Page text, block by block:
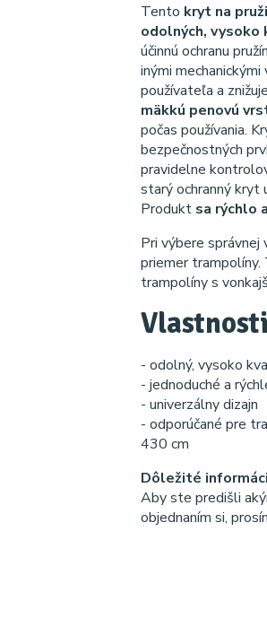
Tento kryt na
odolných,
účinnú ochranu
inými
používateľa a
mäkkú penovú
počas používania.
bezpečnostných
pravidelne
starý ochranný kryt
Produkt sa rýchlo
Pri výbere
priemer trampolíny.
trampolíny s
- odolný, vysoko
- jednoduché a
- univerzálny dizajn
- odporúčané pre
430 cm
Dôležité
Aby ste predišli
objednaním si,